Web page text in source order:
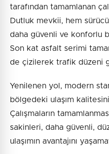
tarafından tamamlanan
Dutluk mevkii, hem
daha güvenli ve konforlu
Son kat asfalt serimi
de çizilerek trafik düzeni
Yenilenen yol, modern
bölgedeki ulaşım
Çalışmaların
sakinleri, daha güvenli,
ulaşımın avantajını